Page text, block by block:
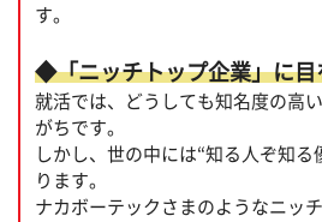
す。
◆「ニッチトップ企業」に目
就活では、どうしても知名度の高
がちです。
しかし、世の中には“知る人ぞ知る
ります。
ナカボーテックさまのようなニッ